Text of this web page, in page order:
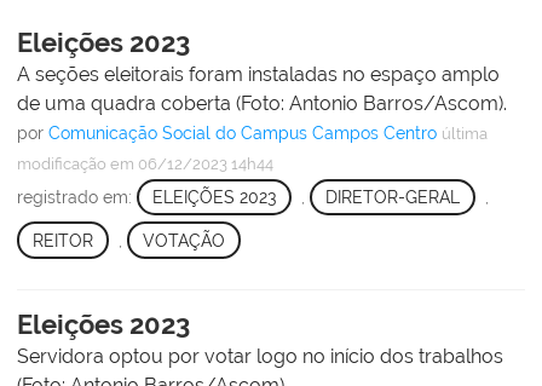
Eleições 2023
A seções eleitorais foram instaladas no espaço amplo
de uma quadra coberta (Foto: Antonio Barros/Ascom).
por Comunicação Social do Campus Campos Centro última
modificação em 06/12/2023 14h44
registrado em: ELEIÇÕES 2023 DIRETOR-GERAL
REITOR VOTAÇÃO
Eleições 2023
Servidora optou por votar logo no início dos trabalhos